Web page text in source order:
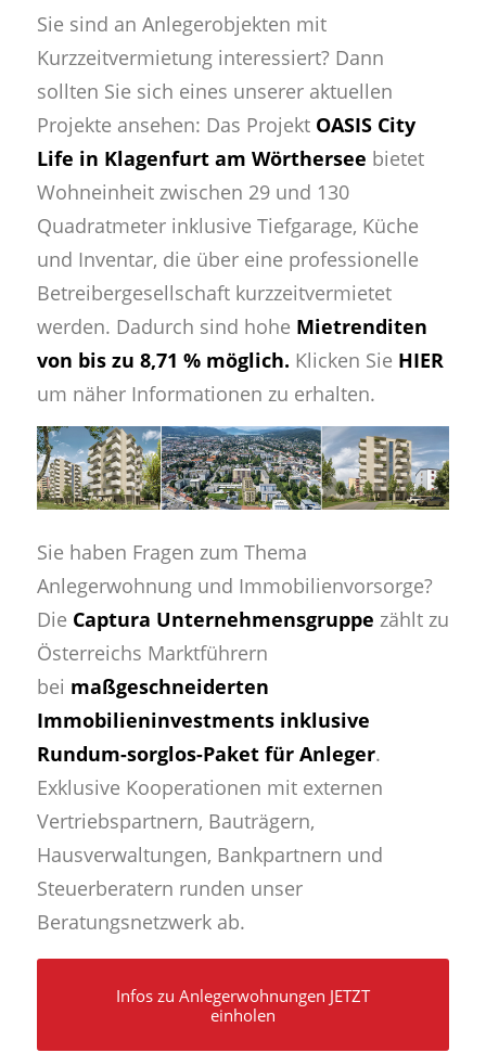
Sie sind an Anlegerobjekten mit
Kurzzeitvermietung interessiert? Dann
sollten Sie sich eines unserer aktuellen
Projekte ansehen: Das Projekt OASIS City
Life in Klagenfurt am Wörthersee bietet
Wohneinheit zwischen 29 und 130
Quadratmeter inklusive Tiefgarage, Küche
und Inventar, die über eine professionelle
Betreibergesellschaft kurzzeitvermietet
werden. Dadurch sind hohe Mietrenditen
von bis zu 8,71 % möglich. Klicken Sie HIER
um näher Informationen zu erhalten.
Sie haben Fragen zum Thema
Anlegerwohnung und Immobilienvorsorge?
Die Captura Unternehmensgruppe zählt zu
Österreichs Marktführern
bei maßgeschneiderten
Immobilieninvestments inklusive
Rundum-sorglos-Paket für Anleger.
Exklusive Kooperationen mit externen
Vertriebspartnern, Bauträgern,
Hausverwaltungen, Bankpartnern und
Steuerberatern runden unser
Beratungsnetzwerk ab.
Infos zu Anlegerwohnungen JETZT
einholen